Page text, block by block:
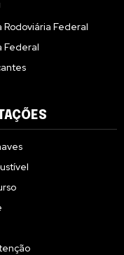
Rodoviária Federal
Federal